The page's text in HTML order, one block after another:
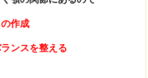
作成
ンスを整える